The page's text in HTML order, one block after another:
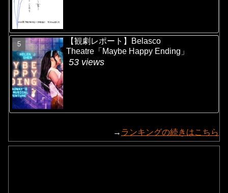
【観劇レポート】Belasco
Theatre「Maybe Happy Ending」
53 views
→ ランキングの続きはこちら